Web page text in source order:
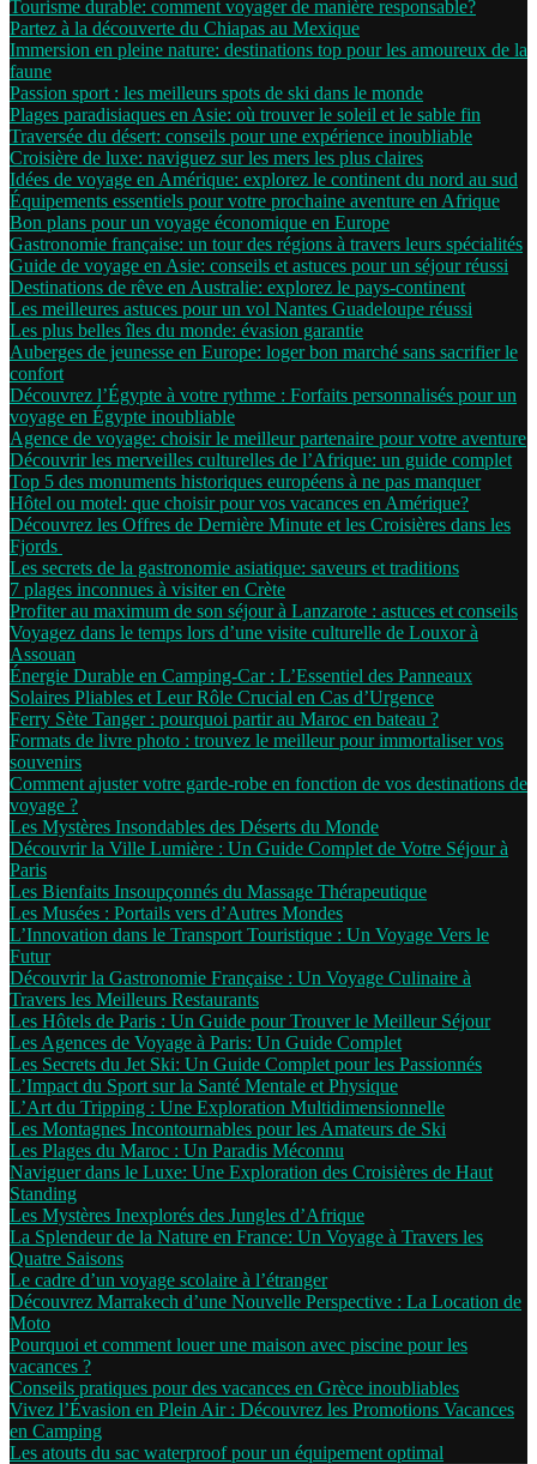
Tourisme durable: comment voyager de manière responsable?
Partez à la découverte du Chiapas au Mexique
Immersion en pleine nature: destinations top pour les amoureux de la
faune
Passion sport : les meilleurs spots de ski dans le monde
Plages paradisiaques en Asie: où trouver le soleil et le sable fin
Traversée du désert: conseils pour une expérience inoubliable
Croisière de luxe: naviguez sur les mers les plus claires
Idées de voyage en Amérique: explorez le continent du nord au sud
Équipements essentiels pour votre prochaine aventure en Afrique
Bon plans pour un voyage économique en Europe
Gastronomie française: un tour des régions à travers leurs spécialités
Guide de voyage en Asie: conseils et astuces pour un séjour réussi
Destinations de rêve en Australie: explorez le pays-continent
Les meilleures astuces pour un vol Nantes Guadeloupe réussi
Les plus belles îles du monde: évasion garantie
Auberges de jeunesse en Europe: loger bon marché sans sacrifier le
confort
Découvrez l’Égypte à votre rythme : Forfaits personnalisés pour un
voyage en Égypte inoubliable
Agence de voyage: choisir le meilleur partenaire pour votre aventure
Découvrir les merveilles culturelles de l’Afrique: un guide complet
Top 5 des monuments historiques européens à ne pas manquer
Hôtel ou motel: que choisir pour vos vacances en Amérique?
Découvrez les Offres de Dernière Minute et les Croisières dans les
Fjords
Les secrets de la gastronomie asiatique: saveurs et traditions
7 plages inconnues à visiter en Crète
Profiter au maximum de son séjour à Lanzarote : astuces et conseils
Voyagez dans le temps lors d’une visite culturelle de Louxor à
Assouan
Énergie Durable en Camping-Car : L’Essentiel des Panneaux
Solaires Pliables et Leur Rôle Crucial en Cas d’Urgence
Ferry Sète Tanger : pourquoi partir au Maroc en bateau ?
Formats de livre photo : trouvez le meilleur pour immortaliser vos
souvenirs
Comment ajuster votre garde-robe en fonction de vos destinations de
voyage ?
Les Mystères Insondables des Déserts du Monde
Découvrir la Ville Lumière : Un Guide Complet de Votre Séjour à
Paris
Les Bienfaits Insoupçonnés du Massage Thérapeutique
Les Musées : Portails vers d’Autres Mondes
L’Innovation dans le Transport Touristique : Un Voyage Vers le
Futur
Découvrir la Gastronomie Française : Un Voyage Culinaire à
Travers les Meilleurs Restaurants
Les Hôtels de Paris : Un Guide pour Trouver le Meilleur Séjour
Les Agences de Voyage à Paris: Un Guide Complet
Les Secrets du Jet Ski: Un Guide Complet pour les Passionnés
L’Impact du Sport sur la Santé Mentale et Physique
L’Art du Tripping : Une Exploration Multidimensionnelle
Les Montagnes Incontournables pour les Amateurs de Ski
Les Plages du Maroc : Un Paradis Méconnu
Naviguer dans le Luxe: Une Exploration des Croisières de Haut
Standing
Les Mystères Inexplorés des Jungles d’Afrique
La Splendeur de la Nature en France: Un Voyage à Travers les
Quatre Saisons
Le cadre d’un voyage scolaire à l’étranger
Découvrez Marrakech d’une Nouvelle Perspective : La Location de
Moto
Pourquoi et comment louer une maison avec piscine pour les
vacances ?
Conseils pratiques pour des vacances en Grèce inoubliables
Vivez l’Évasion en Plein Air : Découvrez les Promotions Vacances
en Camping
Les atouts du sac waterproof pour un équipement optimal